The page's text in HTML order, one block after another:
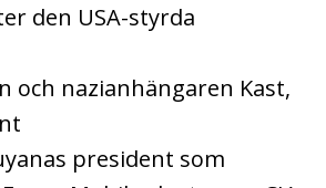
den USA-styrda
och nazianhängaren Kast,
president som